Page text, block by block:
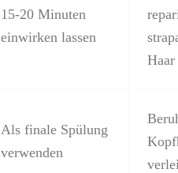
15-20 Minuten
einwirken lassen
Haar
Als finale Spülung
verwenden